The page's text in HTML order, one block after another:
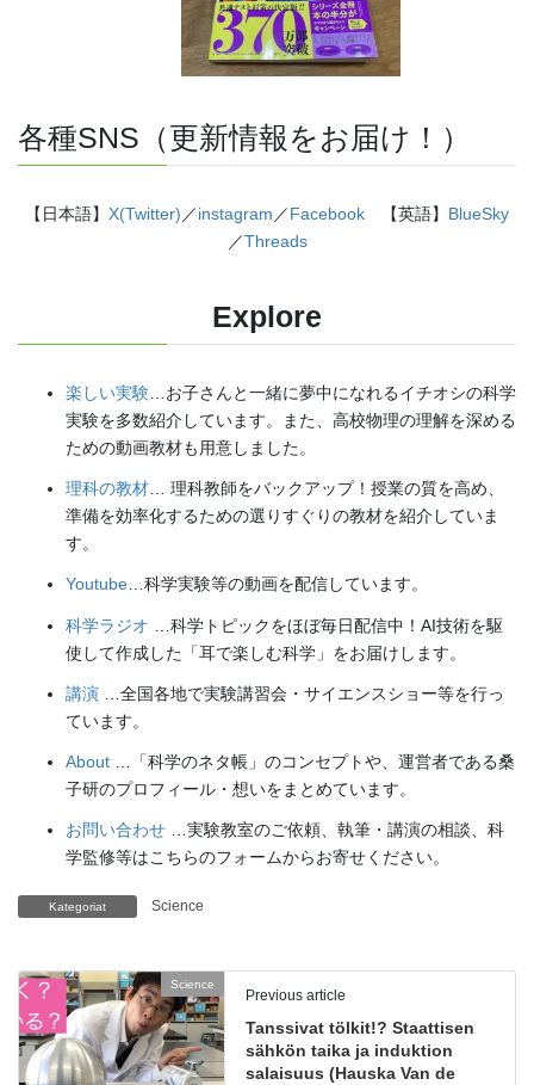
各種SNS（更新情報をお届け！）
【日本語】 X(Twitter) ／instagram ／Facebook 【英語】 BlueSky
／Threads
Explore
楽しい実験 …お子さんと一緒に夢中になれるイチオシの科学
実験を多数紹介しています。また、高校物理の理解を深める
ための動画教材も用意しました。
理科の教材… 理科教師をバックアップ！授業の質を高め、
準備を効率化するための選りすぐりの教材を紹介していま
す。
Youtube…科学実験等の動画を配信しています。
科学ラジオ …科学トピックをほぼ毎日配信中！AI技術を駆
使して作成した「耳で楽しむ科学」をお届けします。
講演 …全国各地で実験講習会・サイエンスショー等を行っ
ています。
About …「科学のネタ帳」のコンセプトや、運営者である桑
子研のプロフィール・想いをまとめています。
お問い合わせ …実験教室のご依頼、執筆・講演の相談、科
学監修等はこちらのフォームからお寄せください。
Kategoriat Science
Science
Previous article
Tanssivat tölkit!? Staattisen
sähkön taika ja induktion
salaisuus (Hauska Van de